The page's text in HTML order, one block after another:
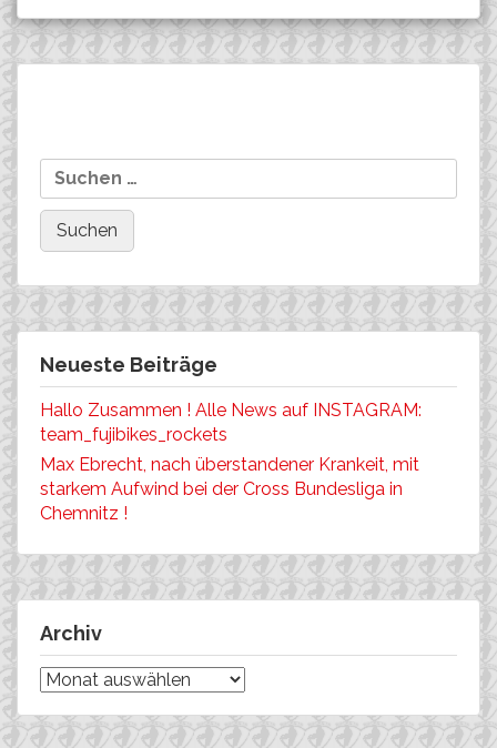
Neueste Beiträge
Hallo Zusammen ! Alle News auf INSTAGRAM:
team_fujibikes_rockets
Max Ebrecht, nach überstandener Krankeit, mit
starkem Aufwind bei der Cross Bundesliga in
Chemnitz !
Archiv
Archiv